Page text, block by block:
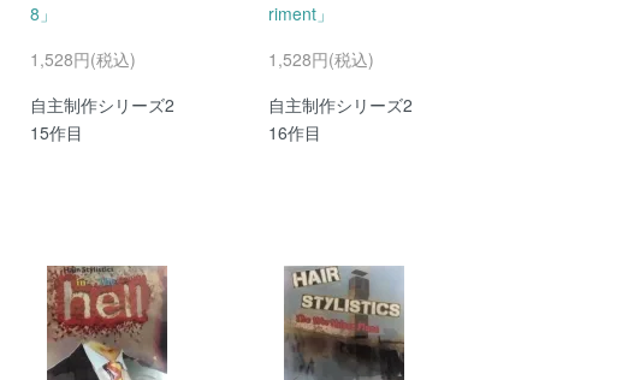
8」
1,528円(税込)
自主制作シリーズ2
15作目
riment」
1,528円(税込)
自主制作シリーズ2
16作目